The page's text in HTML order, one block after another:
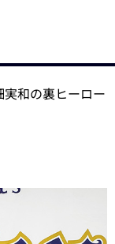
実和の裏ヒーロー